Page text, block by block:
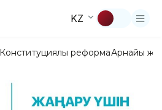
KZ
Конституциялық реформаАрнайы